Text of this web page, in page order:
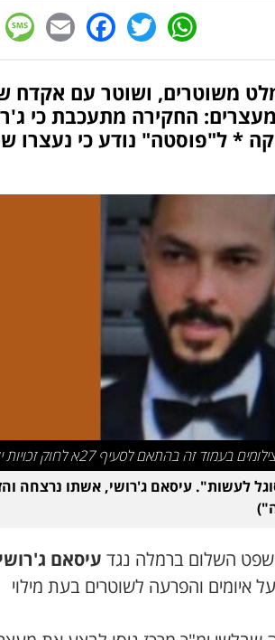
WhatsApp
Twitter
משוטרים, ושוטר עם אקדח
החקירה מתעכבת כי
* ל"פוסטה" נודע כי נעצרו
בעמוד זה בהתאם לסעיף 27א לחוק זכויות יוצרים
לעשות". עיסאם ג'רושי, אשתו נרצחה
השלום ברמלה נגד עיסאם ג'רושי
איומים והפרעה לשוטרים בעת מילוי